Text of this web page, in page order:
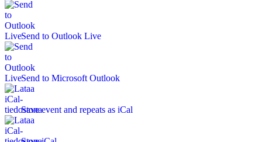
Send to Outlook Live
Send to Microsoft Outlook
Save event and repeats as iCal